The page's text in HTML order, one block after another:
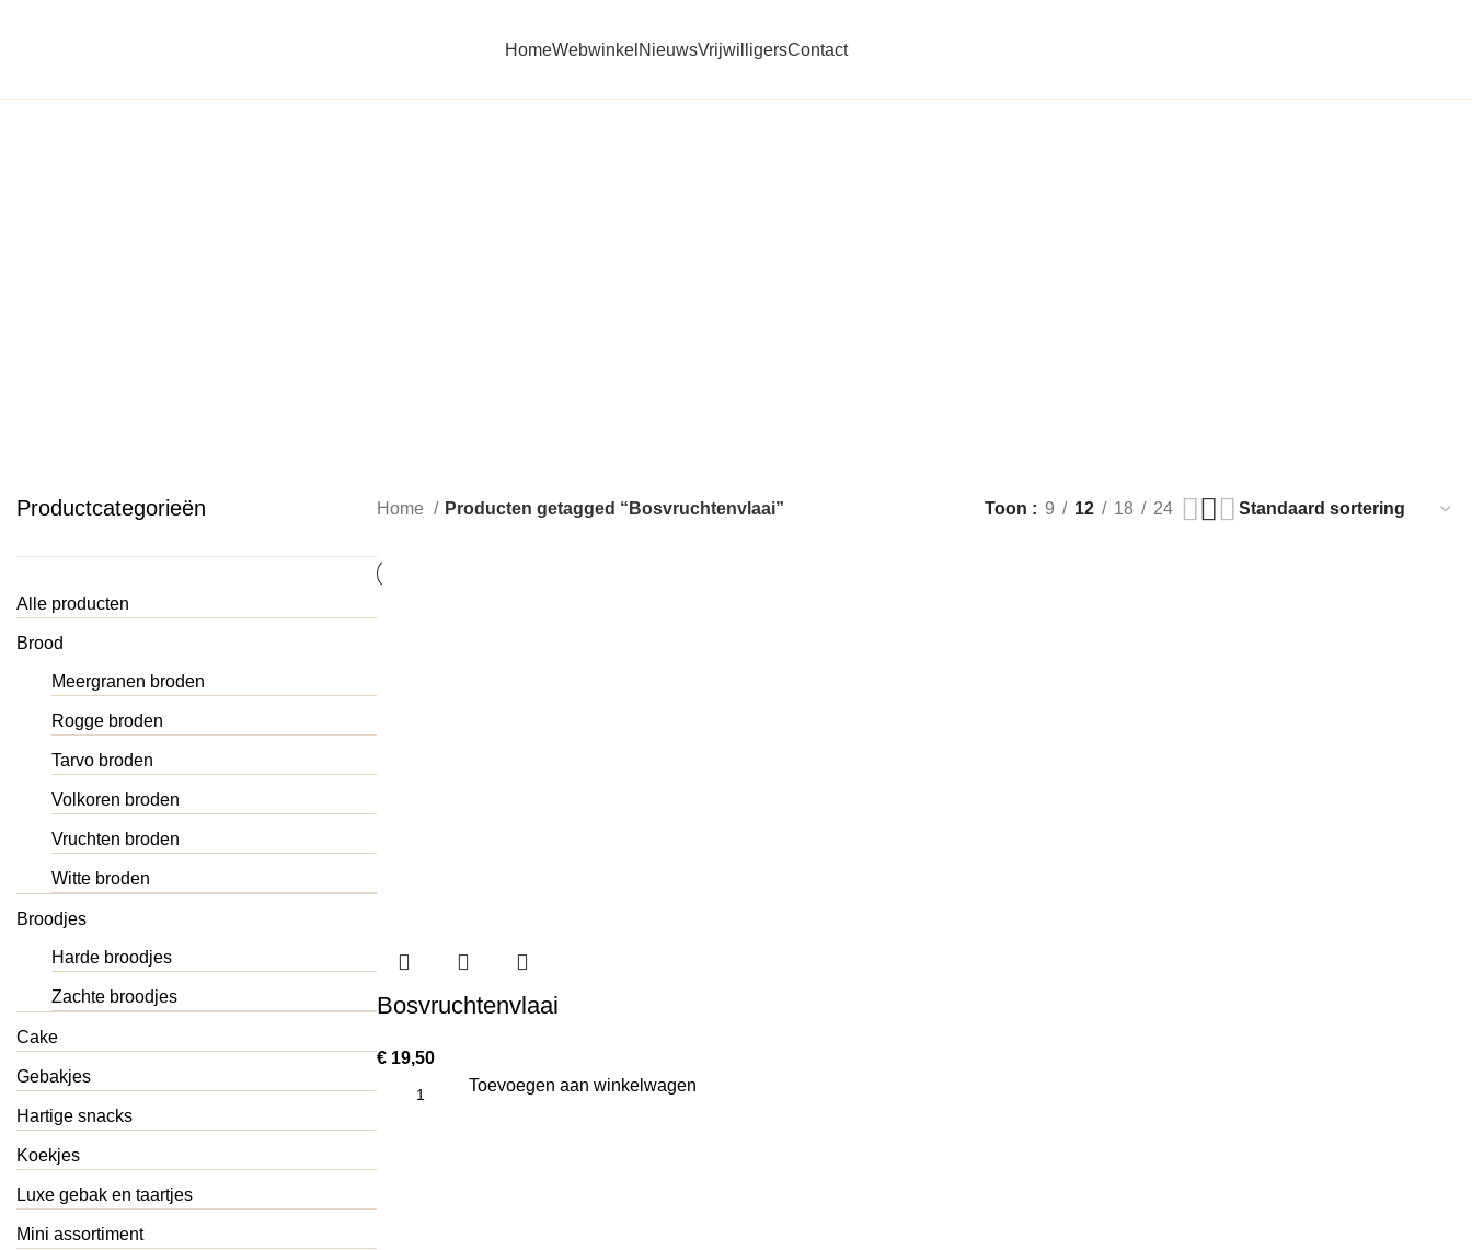
HomeWebwinkel NieuwsVrijwilligersContact
Productcategorieën
Alle producten
Brood
Meergranen broden
Rogge broden
Tarvo broden
Volkoren broden
Vruchten broden
Witte broden
Broodjes
Harde broodjes
Zachte broodjes
Cake
Gebakjes
Hartige snacks
Koekjes
Luxe gebak en taartjes
Mini assortiment
Home Producten getagged “Bosvruchtenvlaai” Toon 9 12 18 24
Bosvruchtenvlaai
€19,50
Toevoegen aan winkelwagen